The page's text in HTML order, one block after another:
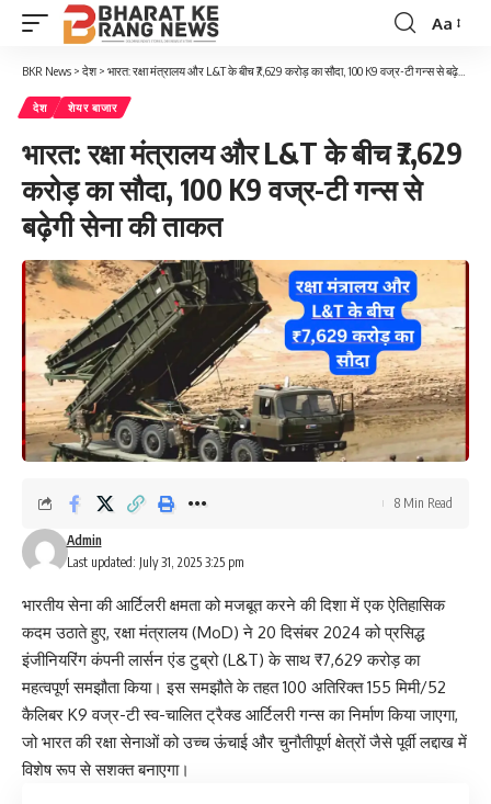
Font
Resizer
Aa
BKR News > देश> भारत: रक्षा मंत्रालय और L&T के बीच ₹7,629 करोड़ का सौदा, 100 K9 वज्र-टी गन्स से बढ़ेगी सेना की ताकत
देश शेयर बाजार
भारत: रक्षा मंत्रालय और L&T के बीच ₹7,629
करोड़ का सौदा, 100 K9 वज्र-टी गन्स से
बढ़ेगी सेना की ताकत
Last updated: July 31, 2025 3:25 pm
Admin
8 Min Read
भारतीय सेना की आर्टिलरी क्षमता को मजबूत करने की दिशा में एक ऐतिहासिक
कदम उठाते हुए, रक्षा मंत्रालय (MoD) ने 20 दिसंबर 2024 को प्रसिद्ध
इंजीनियरिंग कंपनीलार्सन एंड टुब्रो (L&T) के साथ ₹7,629 करोड़ का
महत्वपूर्ण समझौता किया। इस समझौते के तहत 100 अतिरिक्त 155 मिमी/52
कैलिबर K9 वज्र-टी स्व-चालित ट्रैक्ड आर्टिलरी गन्स का निर्माण किया जाएगा,
जो भारत की रक्षा सेनाओं को उच्च ऊंचाई और चुनौतीपूर्ण क्षेत्रों जैसे पूर्वी लद्दाख में
विशेष रूप से सशक्त बनाएगा।